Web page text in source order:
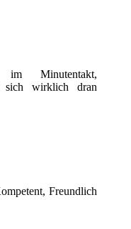
Minutentakt,
sich wirklich dran
Freundlich